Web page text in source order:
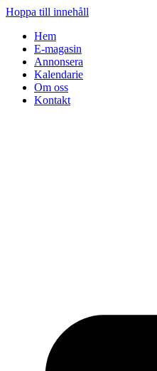
Hoppa till innehåll
Hem
E-magasin
Annonsera
Kalendarie
Om oss
Kontakt